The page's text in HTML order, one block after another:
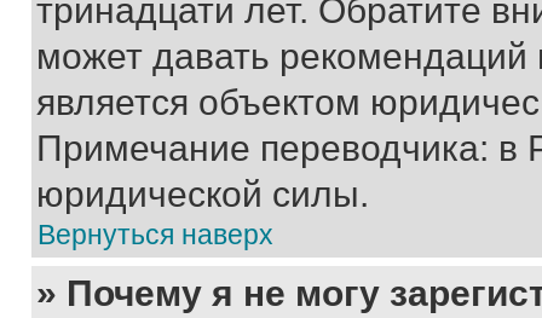
тринадцати лет. Обратите
может давать
является объектом
Примечание переводчика: в
юридической силы.
Вернуться наверх
» Почему я не могу